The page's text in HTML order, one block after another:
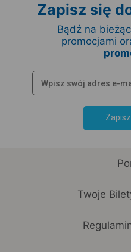
Zapisz się
Bądź na
promocjami
Twoje